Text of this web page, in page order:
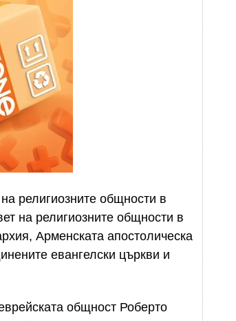
религиозните общности в
на религиозните общности в
Арменската апостолическа
евангелски църкви и
общност Роберто